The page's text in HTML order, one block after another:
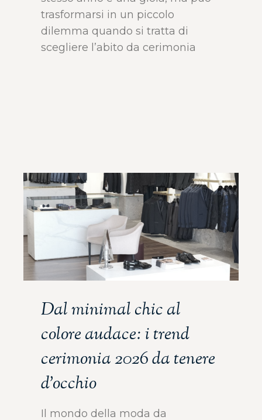
trasformarsi in un piccolo
dilemma quando si tratta di
scegliere l’abito da cerimonia
Dal minimal chic al
colore audace: i trend
cerimonia 2026 da tenere
d’occhio
Il mondo della moda da